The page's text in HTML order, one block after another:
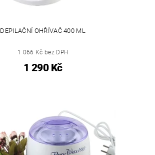
DEPILAČNÍ OHŘÍVAČ 400 ML
1 066 Kč bez DPH
1 290 Kč